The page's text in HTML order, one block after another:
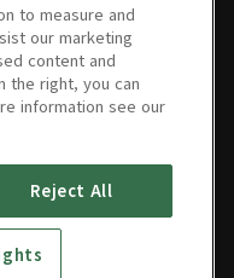
반
07/30/2016 • 17분
골다공증
08/06/2016 • 18분
09/10/2016 • 18분
석회화 건
to measure and
our marketing
content and
the right, you can
information see our
Reject All